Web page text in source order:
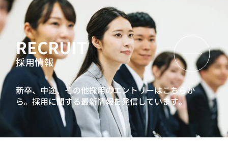
RECRUIT
採用情報
新卒、中途、その他採用のエントリーはこちらか
ら。採用に関する最新情報を発信しています。